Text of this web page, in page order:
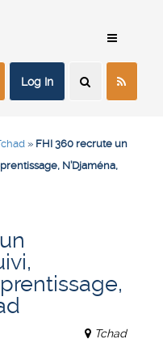
Log In
» FHI 360 recrute un
N’Djaména,
Tchad